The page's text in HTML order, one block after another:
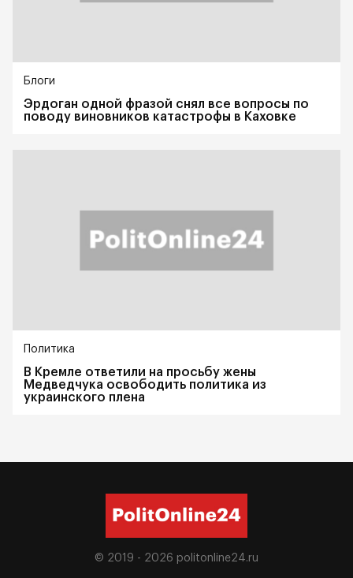
Блоги
Эрдоган одной фразой снял все вопросы по
поводу виновников катастрофы в Каховке
Политика
В Кремле ответили на просьбу жены
Медведчука освободить политика из
украинского плена
© 2019 - 2026 politonline24.ru